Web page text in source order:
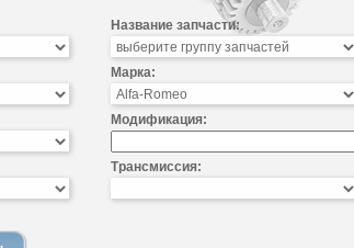
Название запчасти:
Марка:
Модификация:
Трансмиссия: